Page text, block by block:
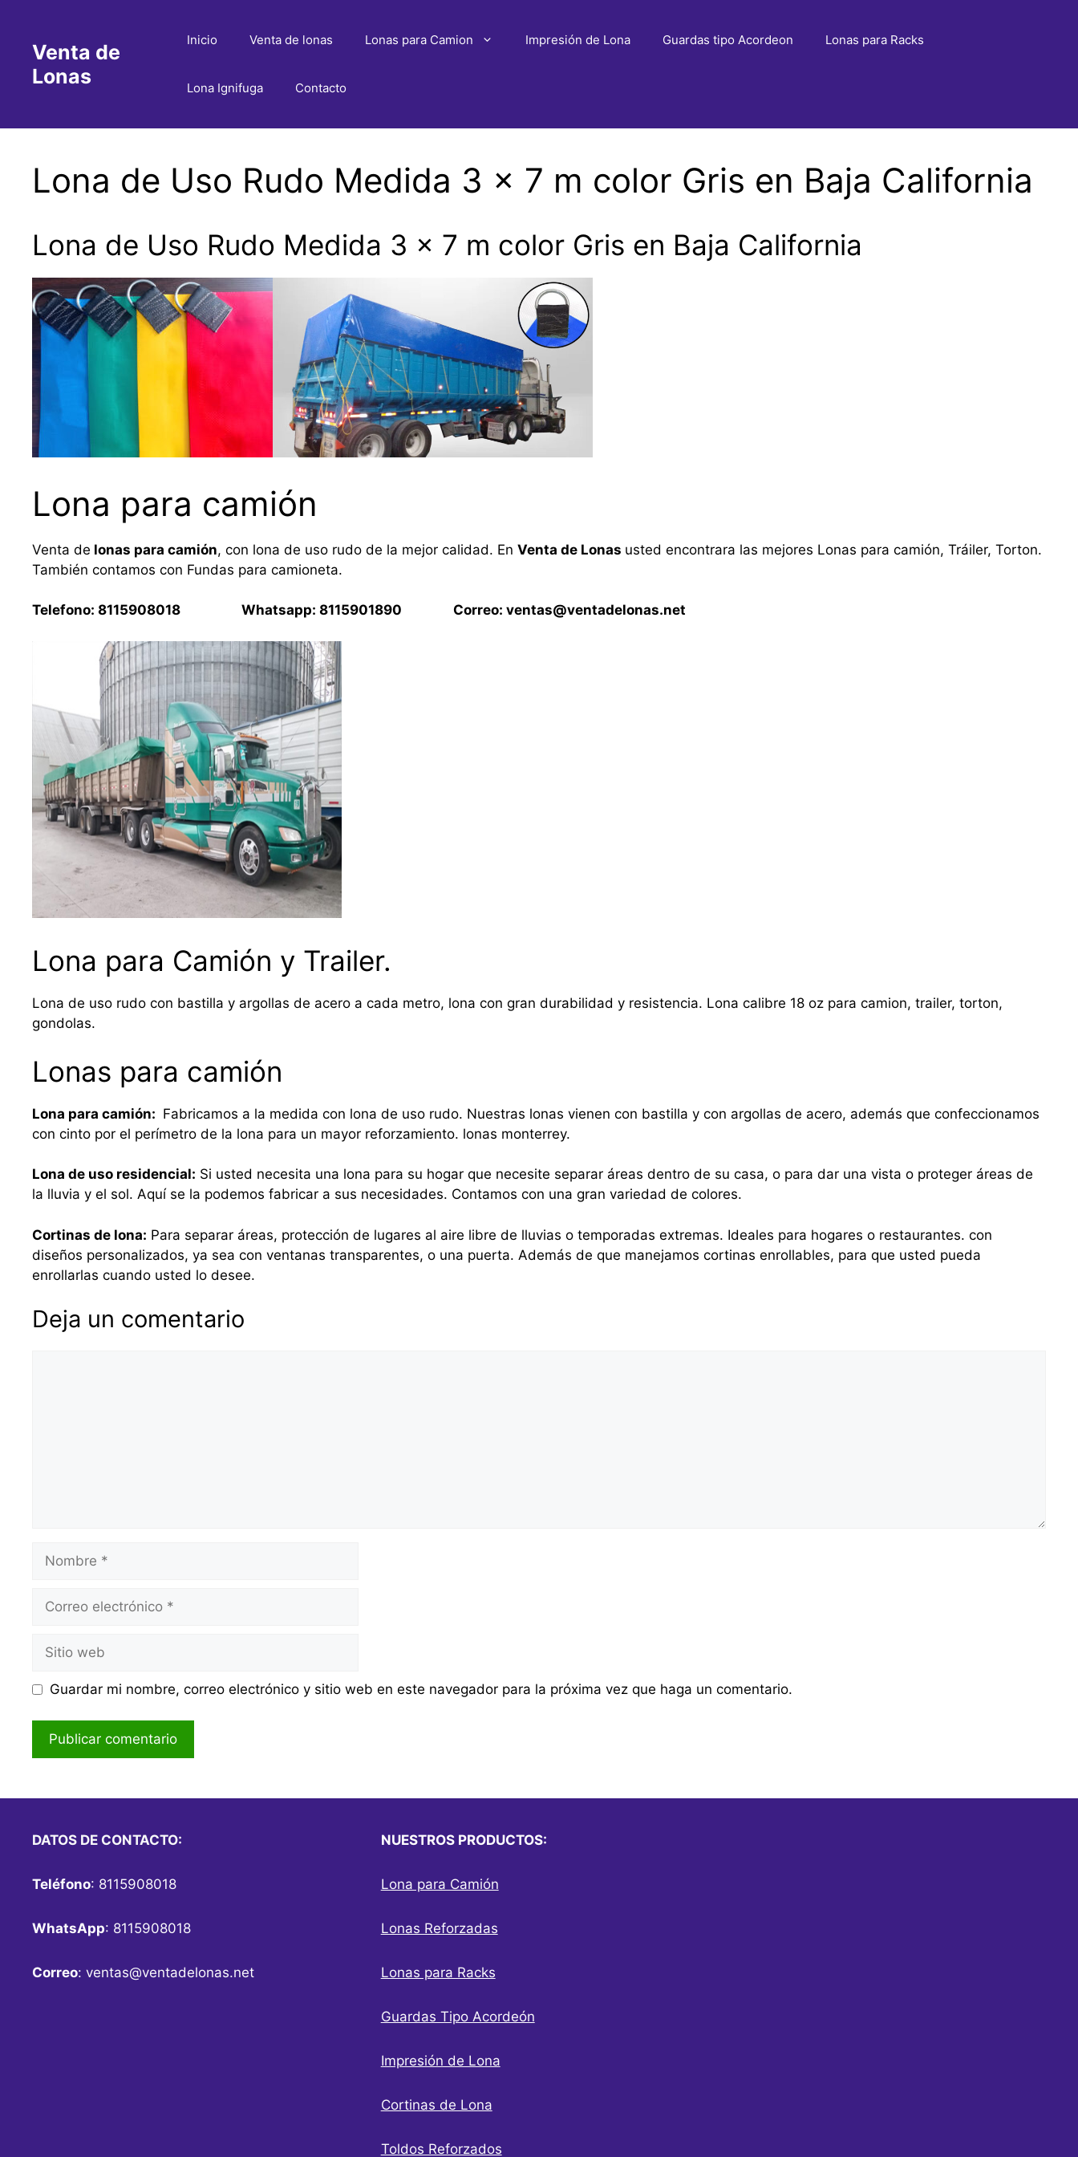
contenidoVenta de
Lonas
Inicio Venta de lonas Lonas para Camion Impresión de Lona Guardas tipo Acordeon Lonas para Racks
Lona Ignifuga Contacto
Lona de Uso Rudo Medida 3 x 7 m color Gris en Baja California
Lona de Uso Rudo Medida 3 x 7 m color Gris en Baja California
Lona para camión
Venta de lonas para camión, con lona de uso rudo de la mejor calidad. En Venta de Lonas usted encontrara las mejores Lonas para camión, Tráiler, Torton.
También contamos con Fundas para camioneta.
Telefono: 8115908018 Whatsapp: 8115901890 Correo: ventas@ventadelonas.net
Lona para Camión y Trailer.
Lona de uso rudo con bastilla y argollas de acero a cada metro, lona con gran durabilidad y resistencia. Lona calibre 18 oz para camion, trailer, torton,
gondolas.
Lonas para camión
Lona para camión: Fabricamos a la medida con lona de uso rudo. Nuestras lonas vienen con bastilla y con argollas de acero, además que confeccionamos
con cinto por el perímetro de la lona para un mayor reforzamiento. lonas monterrey.
Lona de uso residencial: Si usted necesita una lona para su hogar que necesite separar áreas dentro de su casa, o para dar una vista o proteger áreas de
la lluvia y el sol. Aquí se la podemos fabricar a sus necesidades. Contamos con una gran variedad de colores.
Cortinas de lona: Para separar áreas, protección de lugares al aire libre de lluvias o temporadas extremas. Ideales para hogares o restaurantes. con
diseños personalizados, ya sea con ventanas transparentes, o una puerta. Además de que manejamos cortinas enrollables, para que usted pueda
enrollarlas cuando usted lo desee.
Deja un comentario
Nombre
Correo
Sitio
web
Guardar mi nombre, correo electrónico y sitio web en este navegador para la próxima vez que haga un comentario.
DATOS DE CONTACTO:
Teléfono: 8115908018
WhatsApp: 8115908018
Correo: ventas@ventadelonas.net
NUESTROS PRODUCTOS:
Lona para Camión
Lonas Reforzadas
Lonas para Racks
Guardas Tipo Acordeón
Impresión de Lona
Cortinas de Lona
Toldos Reforzados